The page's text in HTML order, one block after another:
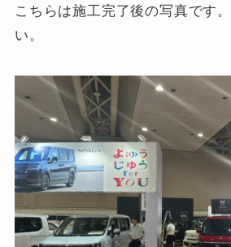
こちらは施工完了後の写真です
い。